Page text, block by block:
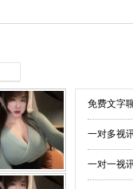
免费文字
一对多视
一对一视